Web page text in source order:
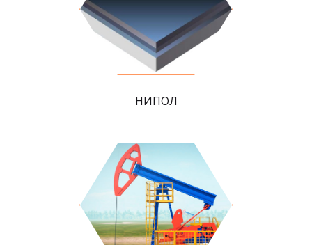
НИПОЛ